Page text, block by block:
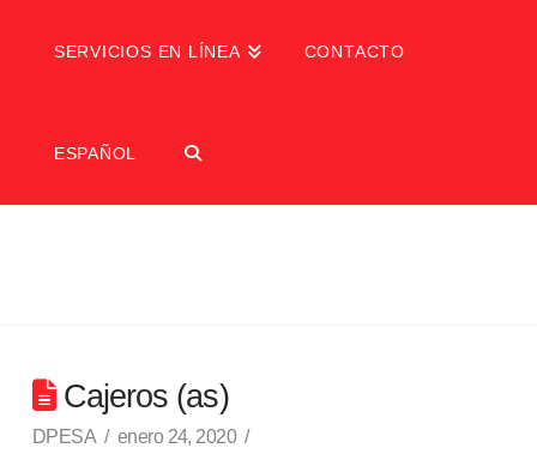
SERVICIOS EN LÍNEA CONTACTO
ESPAÑOL
Cajeros (as)
DPESA
enero 24, 2020